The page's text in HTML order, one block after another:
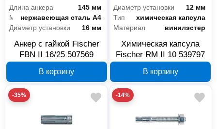
Длина анкера
145 мм
Материалнержавеющая сталь А4
Диаметр установки
16 мм
Анкер с гайкой Fischer
FBN II 16/25 507569
В корзину
Диаметр установки
12 мм
Тип
химическая капсула
Материал
винилэстер
Химическая капсула
Fischer RM II 10 539797
В корзину
-35% -14%